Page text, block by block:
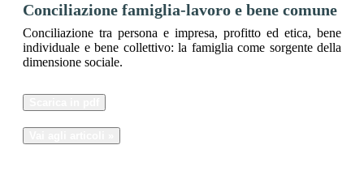
Conciliazione famiglia-lavoro e bene comune
Conciliazione tra persona e impresa, profitto ed etica, bene
individuale e bene collettivo: la famiglia come sorgente della
dimensione sociale.